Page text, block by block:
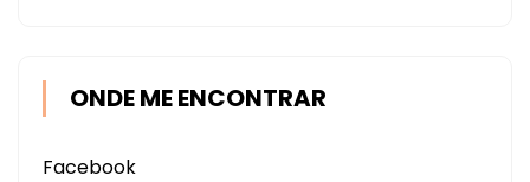
ONDE ME ENCONTRAR
Facebook